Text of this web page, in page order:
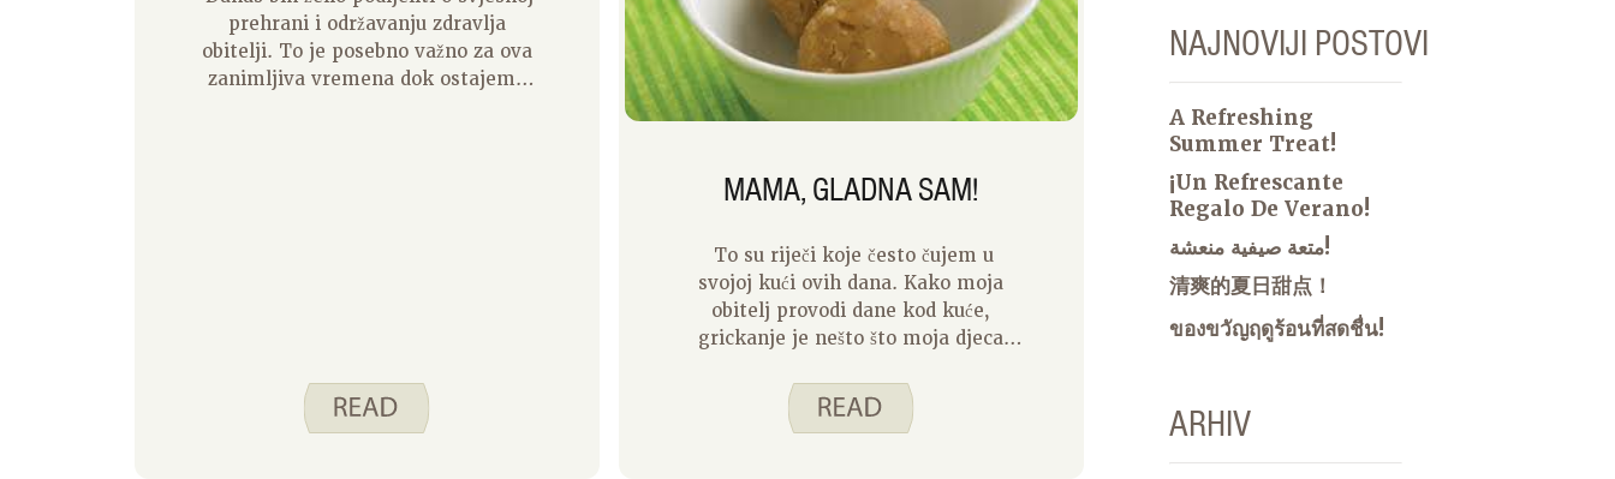
prehrani i održavanju zdravlja
obitelji. To je posebno važno za ova
zanimljiva vremena dok ostajemo
trajati, mislim da je to izvrsna
prilika za korištenje nekih od ovih
sjajnih ideja. Dar vremena
MAMA, GLADNA SAM!
To su riječi koje često čujem u
svojoj kući ovih dana. Kako moja
obitelj provodi dane kod kuće,
grickanje je nešto što moja djeca
istom čamcu, evo nekoliko savjeta
koje koristim za grickalice (i
NAJNOVIJI POSTOVI
A Refreshing
Summer Treat!
¡Un Refrescante
Regalo De Verano!
متعة صيفية منعشة!
清爽的夏日甜点！
ของขวัญฤดูร้อนที่สดชื่น!
ARHIV